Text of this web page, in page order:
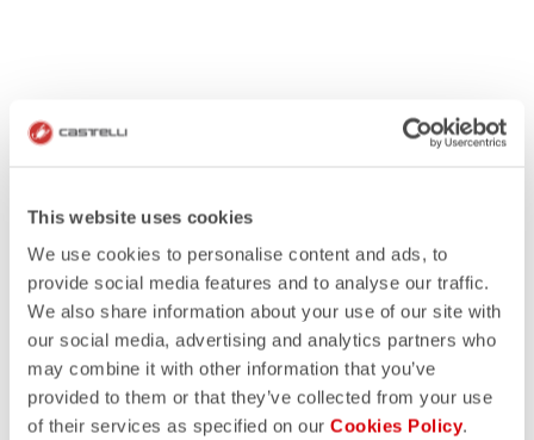
This website uses cookies
We use cookies to personalise content and ads, to
provide social media features and to analyse our traffic.
We also share information about your use of our site with
our social media, advertising and analytics partners who
may combine it with other information that you’ve
provided to them or that they’ve collected from your use
of their services as specified on our Cookies Policy.